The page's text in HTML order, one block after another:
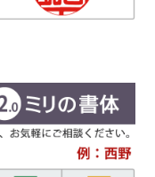
ことにより、屋久杉独特
る光沢が出現しました。
な感さえあります。
の最高級品と言える存在
章としてよく使われま
正しき書体です。彫刻を
よって、書体サンプルと
白が広い場合や狭い場
望があるお客様は備考